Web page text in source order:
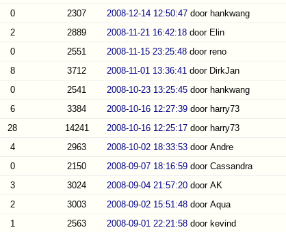
0 2307 2008-12-14 12:50:47 door hankwang
2 2889 2008-11-21 16:42:18 door Elin
0 2551 2008-11-15 23:25:48 door reno
8 3712 2008-11-01 13:36:41 door DirkJan
0 2541 2008-10-23 13:25:45 door hankwang
6 3384 2008-10-16 12:27:39 door harry73
28 14241 2008-10-16 12:25:17 door harry73
4 2963 2008-10-02 18:33:53 door Andre
0 2150 2008-09-07 18:16:59 door Cassandra
3 3024 2008-09-04 21:57:20 door AK
2 3003 2008-09-02 15:51:48 door Aqua
1 2563 2008-09-01 22:21:58 door kevind